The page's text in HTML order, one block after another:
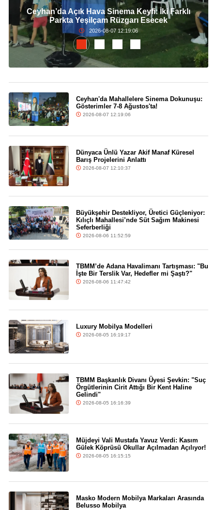
Ceyhan’da Açık Hava Sinema Keyfi: İki Farklı
Parkta Yeşilçam Rüzgarı Esecek
2026-08-07 12:19:06
Ceyhan'da Mahallelere Sinema Dokunuşu:
Gösterimler 7-8 Ağustos'ta!
2026-08-07 12:19:06
Dünyaca Ünlü Yazar Akif Manaf Küresel
Barış Projelerini Anlattı
2026-08-07 12:10:37
Büyükşehir Destekliyor, Üretici Güçleniyor:
Kılıçlı Mahallesi’nde Süt Sağım Makinesi
Seferberliği
2026-08-06 11:52:59
TBMM’de Adana Havalimanı Tartışması: "Bu
İşte Bir Terslik Var, Hedefler mi Şaştı?"
2026-08-06 11:47:42
Luxury Mobilya Modelleri
2026-08-05 16:19:17
TBMM Başkanlık Divanı Üyesi Şevkin: "Suç
Örgütlerinin Cirit Attığı Bir Kent Haline
Gelindi"
2026-08-05 16:16:39
Müjdeyi Vali Mustafa Yavuz Verdi: Kasım
Gülek Köprüsü Okullar Açılmadan Açılıyor!
2026-08-05 16:15:15
Masko Modern Mobilya Markaları Arasında
Belusso Mobilya